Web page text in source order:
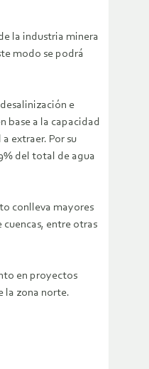
la industria minera
modo se podrá
e
base a la capacidad
extraer. Por su
del total de agua
conlleva mayores
cuencas, entre otras
en proyectos
la zona norte.